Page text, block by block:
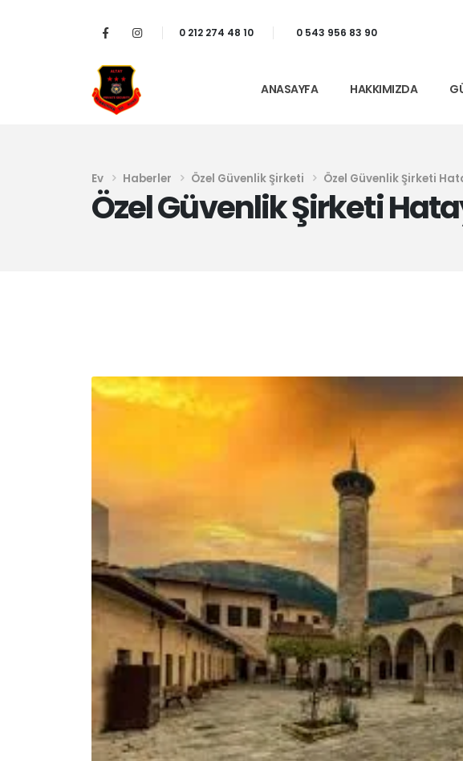
0 212 274 48 10 0 543 956 83 90
ANASAYFA HAKKIMIZDA
Ev Haberler Özel Güvenlik Şirketi Özel Güvenlik Şirketi
Özel Güvenlik Şirketi